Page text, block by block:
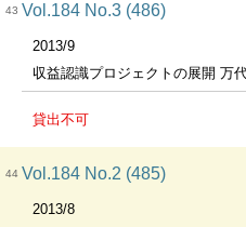
43 Vol.184 No.3 (486)
2013/9
収益認識プロジェクトの展開 万
貸出不可
44 Vol.184 No.2 (485)
2013/8